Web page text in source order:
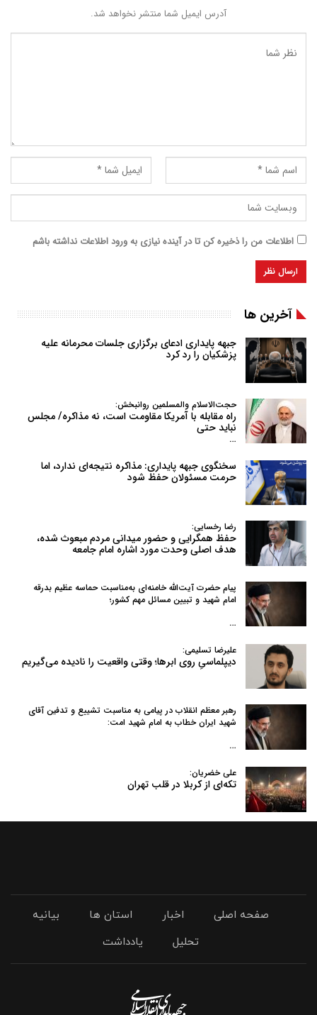
آدرس ایمیل شما منتشر نخواهد شد.
اطلاعات من را ذخیره کن تا در آینده نیازی به ورود اطلاعات نداشته باشم
آخرین ها
جبهه پایداری ادعای برگزاری جلسات محرمانه علیه
پزشکیان را رد کرد
حجت‌الاسلام والمسلمین روانبخش:
راه مقابله با آمریکا مقاومت است، نه مذاکره/ مجلس
نباید حتی
…
سخنگوی جبهه پایداری: مذاکره نتیجه‌ای ندارد، اما
حرمت مسئولان حفظ شود
رضا رخسایی:
حفظ همگرایی و حضور میدانی مردم مبعوث شده،
هدف اصلی وحدت مورد اشاره امام جامعه
پیام حضرت آیت‌الله خامنه‌ای به‌مناسبت حماسه عظیم بدرقه
امام شهید و تبیین مسائل مهم کشور؛
…
علیرضا تسلیمی:
دیپلماسیِ روی ابرها؛ وقتی واقعیت را نادیده می‌گیریم
رهبر معظم انقلاب در پیامی به‌ مناسبت تشییع و تدفین آقای
شهید ایران خطاب به امام شهید امت:
…
علی خضریان:
تکه‌ای از کربلا در قلب تهران
صفحه اصلی اخبار استان ها
بیانیه
تحلیل
یادداشت